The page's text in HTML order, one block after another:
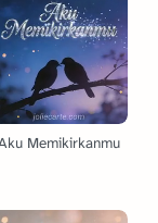
Memikirkanmu